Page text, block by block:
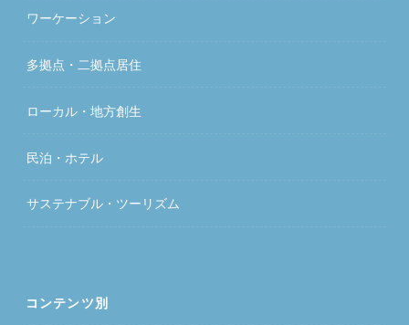
ワーケーション
多拠点・二拠点居住
ローカル・地方創生
民泊・ホテル
サステナブル・ツーリズム
コンテンツ別